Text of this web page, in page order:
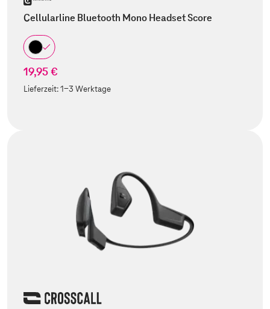
Cellularline Bluetooth Mono Headset Score
19,95 €
Lieferzeit:1-3 Werktage